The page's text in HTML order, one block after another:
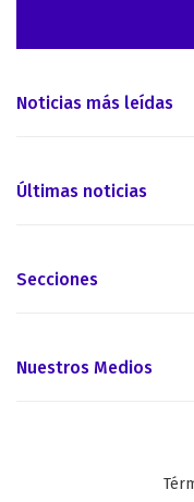
Noticias más leídas
Últimas noticias
Secciones
Nuestros Medios